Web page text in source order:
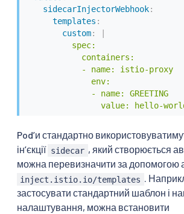
sidecarInjectorWebhook:
templates :
custom:
          spec:
            containers:
            - name: istio-proxy
              env:
              - name: GREETING
value: hello-
Podʼи стандартно
інʼєкції sidecar , який створюється
можна перевизначити за допомогою
inject.istio.io/templates .
застосувати стандартний шаблон і
налаштування, можна встановити